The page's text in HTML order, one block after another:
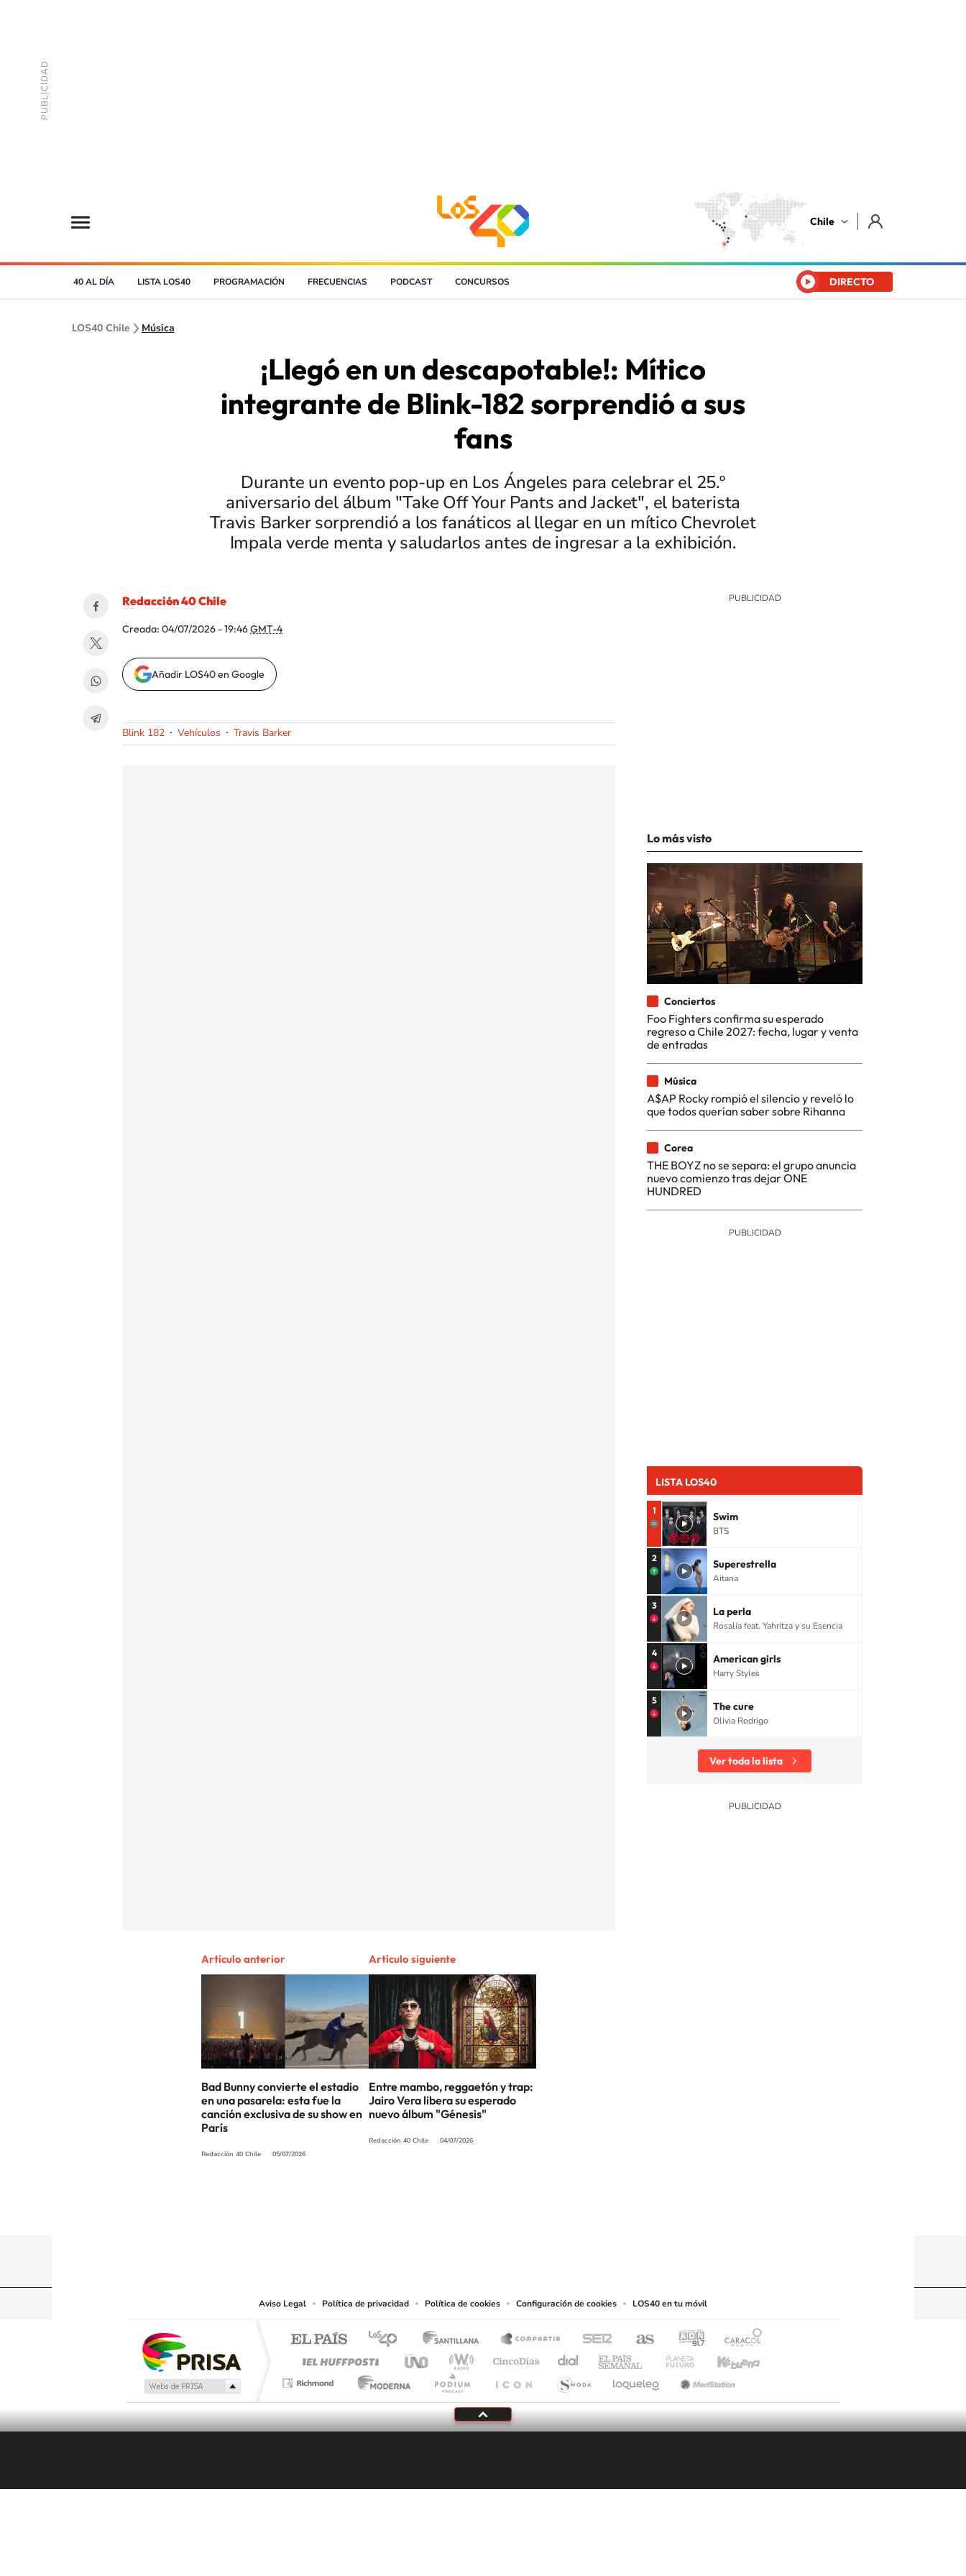
Chile
40 AL DÍA LISTA LOS40 PROGRAMACIÓN FRECUENCIAS PODCAST CONCURSOS DIRECTO
LOS40 Chile Música
¡Llegó en un descapotable!: Mítico
integrante de Blink-182 sorprendió a sus
fans
Durante un evento pop-up en Los Ángeles para celebrar el 25.º
aniversario del álbum "Take Off Your Pants and Jacket", el baterista
Travis Barker sorprendió a los fanáticos al llegar en un mítico Chevrolet
Impala verde menta y saludarlos antes de ingresar a la exhibición.
Redacción 40 Chile
Creada: 04/07/2026 - 19:46GMT-4
Añadir LOS40 en Google
Blink 182 Vehículos Travis Barker
Artículo anterior
Bad Bunny convierte el estadio
en una pasarela: esta fue la
canción exclusiva de su show en
París
Redacción 40 Chile 05/07/2026
Artículo siguiente
Entre mambo, reggaetón y trap:
Jairo Vera libera su esperado
nuevo álbum "Génesis"
Redacción 40 Chile 04/07/2026
Lo más visto
Conciertos
Foo Fighters confirma su esperado
regreso a Chile 2027: fecha, lugar y venta
de entradas
Música
A$AP Rocky rompió el silencio y reveló lo
que todos querían saber sobre Rihanna
Corea
THE BOYZ no se separa: el grupo anuncia
nuevo comienzo tras dejar ONE
HUNDRED
LISTA LOS40
1 Swim
BTS
2 Superestrella
Aitana
3 La perla
Rosalía feat. Yahritza y su Esencia
4 American girls
Harry Styles
5 The cure
Olivia Rodrigo
Ver toda la lista
Aviso Legal Política de privacidad Política de cookies Configuración de cookies LOS40 en tu móvil